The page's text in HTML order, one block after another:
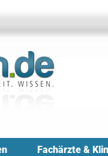
Fachärzte &